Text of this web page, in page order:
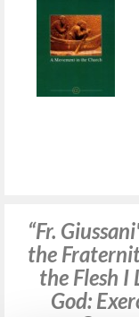
“Fr.
the
the Flesh I
God: